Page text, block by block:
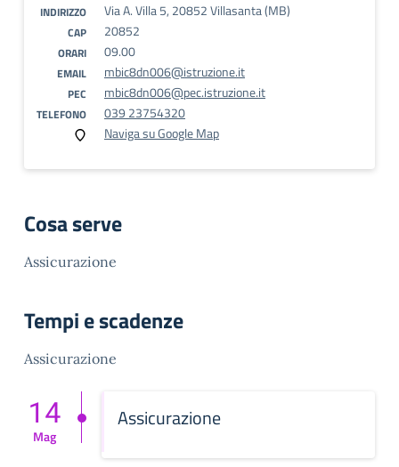
INDIRIZZO Via A. Villa 5, 20852 Villasanta (MB)
CAP 20852
ORARI 09.00
EMAIL mbic8dn006@istruzione.it
PEC mbic8dn006@pec.istruzione.it
TELEFONO
039 23754320
Naviga su Google Map
Cosa serve
Assicurazione
Tempi e scadenze
Assicurazione
Assicurazione
14
Mag